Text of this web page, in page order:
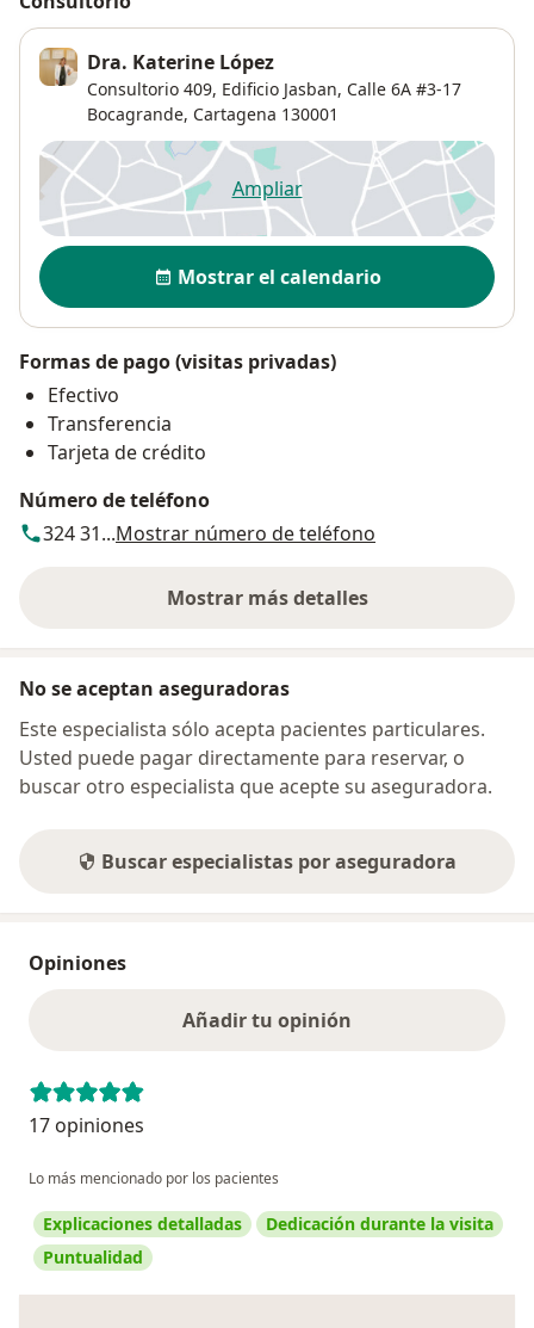
Dra. Katerine López
Consultorio 409, Edificio Jasban, Calle 6A #3-17
Bocagrande, Cartagena 130001
Ampliarse abre en una nueva
Disponibilidad
Mostrar el calendario
Formas de pago (visitas privadas)
Efectivo
Transferencia
Tarjeta de crédito
Número de teléfono
324 31...Mostrar número de teléfono
Mostrar más detalles
sobre la dirección
No se aceptan aseguradoras
Este especialista sólo acepta pacientes particulares.
Usted puede pagar directamente para reservar, o
buscar otro especialista que acepte su aseguradora.
Buscar especialistas por aseguradora
Opiniones
Añadir tu opinión
17 opiniones
Lo más mencionado por los pacientes
Explicaciones detalladas
Dedicación durante la visita
Puntualidad